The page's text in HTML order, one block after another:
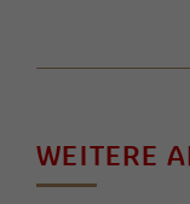
WEITERE